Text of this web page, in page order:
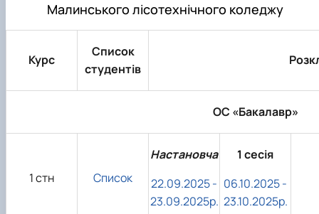
Малинського лісотехнічного коледжу
Курс
Список
студентів
ОС «Бакалавр»
1 стн Список
Настановча
22.09.2025 -
23.09.2025р.
1 сесія
06.10.2025 -
23.10.2025р.